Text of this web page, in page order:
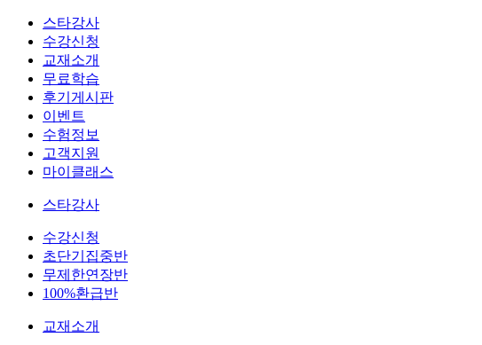
스타강사
수강신청
교재소개
무료학습
후기게시판
이벤트
수험정보
고객지원
마이클래스
스타강사
수강신청
초단기집중반
무제한연장반
100%환급반
교재소개